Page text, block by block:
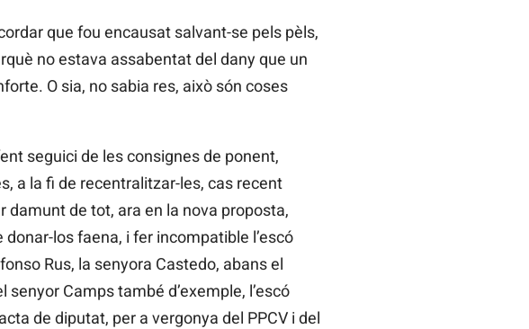
que fou encausat salvant-se pels pèls,
no estava assabentat del dany que un
O sia, no sabia res, això són coses
seguici de les consignes de ponent,
a la fi de recentralitzar-les, cas recent
damunt de tot, ara en la nova proposta,
los faena, i fer incompatible l’escó
Rus, la senyora Castedo, abans el
Camps també d’exemple, l’escó
de diputat, per a vergonya del PPCV i del